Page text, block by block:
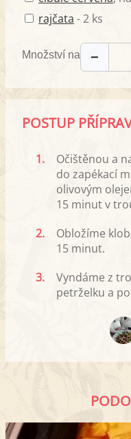
rajčata - 2 ks
Množství na −
POSTUP
1.
Očištěnou a
do zapékací
olivovým
15 minut v
2.
Obložíme
15 minut.
3.
Vyndáme z
petrželku a